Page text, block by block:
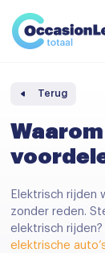
Nieuws en
Over ons
Vergelijker
Terug
Elektrisch rijden
zonder reden.
elektrisch
elektrische